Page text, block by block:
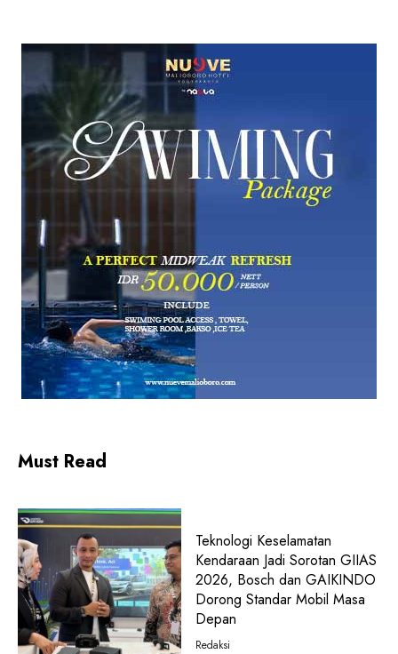
Must Read
Teknologi Keselamatan
Kendaraan Jadi Sorotan GIIAS
2026, Bosch dan GAIKINDO
Dorong Standar Mobil Masa
Depan
Redaksi